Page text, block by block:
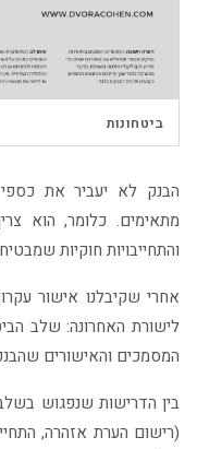
▶
ביטחונות
הבנק לא יעביר את
מתאימים. כלומר, הוא
והתחייבויות חוקיות
אחרי שקיבלנו אישור
לישורת האחרונה: שלב
המסמכים והאישורים
בין הדרישות שנפגוש
(רישום הערת אזהרה,